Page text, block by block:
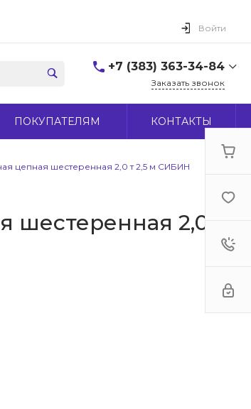
Войти
+7 (383) 363-34-84
г. Новосибирск, ул.
office@midas-tool.ru
Заказать звонок
ПОКУПАТЕЛЯМ КОНТАКТЫ
цепная шестеренная 2,0 т 2,5 м СИБИН
шестеренная 2,0 т